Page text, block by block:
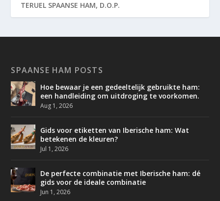
TERUEL SPAANSE HAM, D.O.P.
SPAANSE HAM POSTS
Hoe bewaar je een gedeeltelijk gebruikte ham:
een handleiding om uitdroging te voorkomen.
Aug 1, 2026
Gids voor etiketten van Iberische ham: Wat
betekenen de kleuren?
Jul 1, 2026
De perfecte combinatie met Iberische ham: dé
gids voor de ideale combinatie
Jun 1, 2026